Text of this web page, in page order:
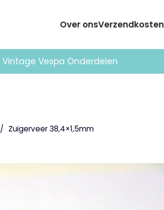
Over onsVerzendkosten
Vintage Vespa Onderdelen
/ Zuigerveer 38,4×1,5mm